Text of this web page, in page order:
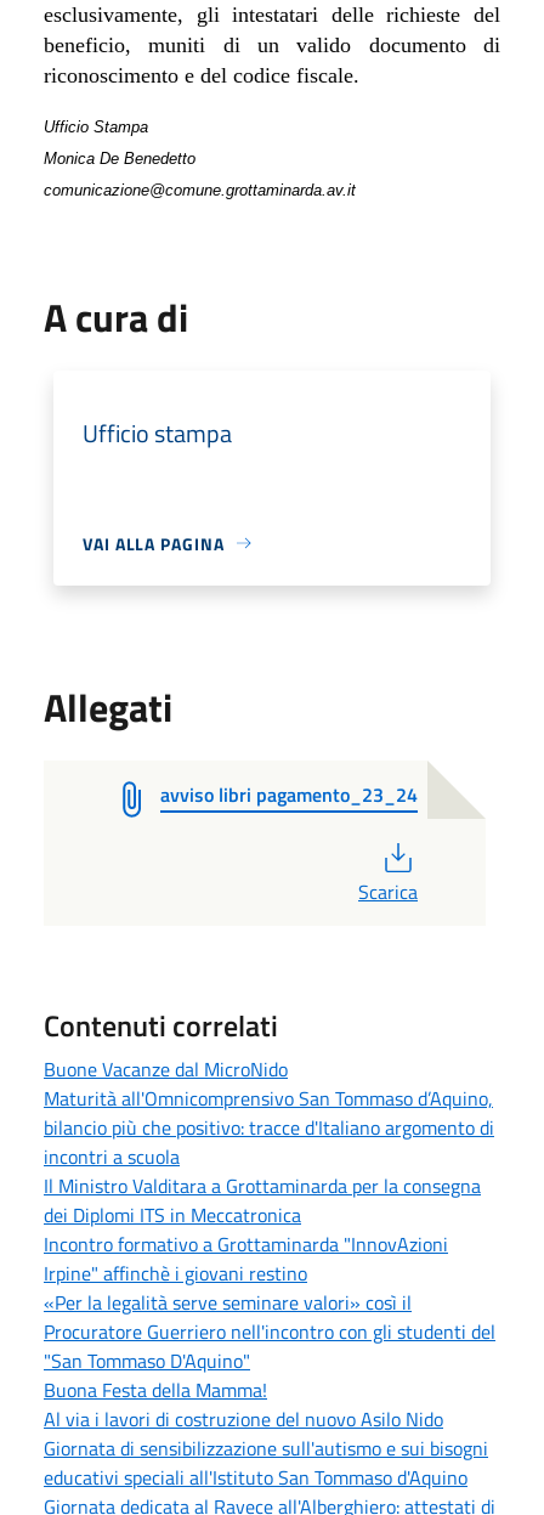
esclusivamente, gli intestatari delle richieste del
beneficio, muniti di un valido documento di
riconoscimento e del codice fiscale.
Ufficio Stampa
Monica De Benedetto
comunicazione@comune.grottaminarda.av.it
A cura di
Ufficio stampa
VAI ALLA PAGINA
Allegati
avviso libri pagamento_23_24
Scarica
Contenuti correlati
Buone Vacanze dal MicroNido
Maturità all'Omnicomprensivo San Tommaso d’Aquino,
bilancio più che positivo: tracce d'Italiano argomento di
incontri a scuola
Il Ministro Valditara a Grottaminarda per la consegna
dei Diplomi ITS in Meccatronica
Incontro formativo a Grottaminarda "InnovAzioni
Irpine" affinchè i giovani restino
«Per la legalità serve seminare valori» così il
Procuratore Guerriero nell'incontro con gli studenti del
"San Tommaso D'Aquino"
Buona Festa della Mamma!
Al via i lavori di costruzione del nuovo Asilo Nido
Giornata di sensibilizzazione sull'autismo e sui bisogni
educativi speciali all'Istituto San Tommaso d'Aquino
Giornata dedicata al Ravece all'Alberghiero: attestati di